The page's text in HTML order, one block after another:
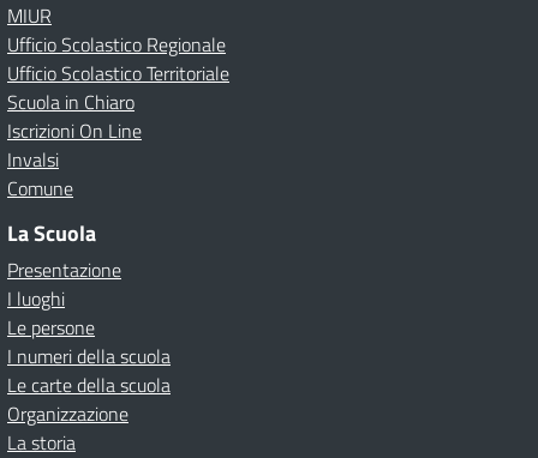
MIUR
Ufficio Scolastico Regionale
Ufficio Scolastico Territoriale
Scuola in Chiaro
Iscrizioni On Line
Invalsi
Comune
La Scuola
Presentazione
I luoghi
Le persone
I numeri della scuola
Le carte della scuola
Organizzazione
La storia